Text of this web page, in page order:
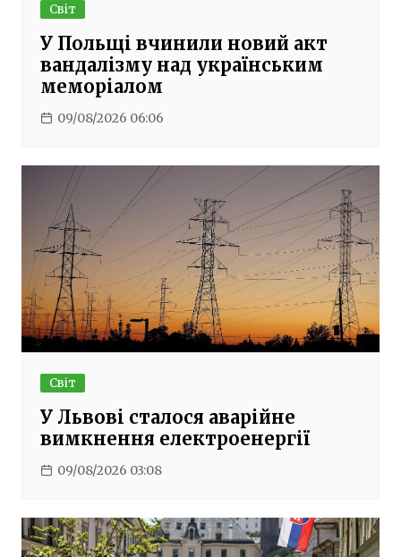
Світ
У Польщі вчинили новий акт
вандалізму над українським
меморіалом
09/08/2026 06:06
Світ
У Львові сталося аварійне
вимкнення електроенергії
09/08/2026 03:08